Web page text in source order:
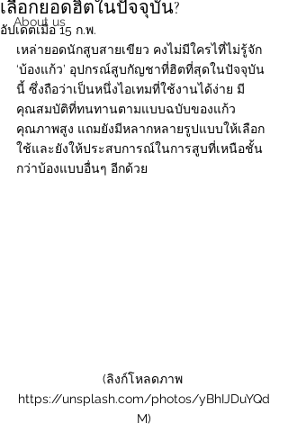
About us
เลือกยอดฮิตในปัจจุบัน?
อัปเดตเมื่อ15 ก.พ.
เหล่ายอดนักสูบสายเขียว คงไม่มีใครไที่ไม่รู้จัก
‘บ้องแก้ว’ อุปกรณ์สูบกัญชาที่ฮิตที่สุดในปัจจุบัน
นี้ ซึ่งถือว่าเป็นหนึ่งไอเทมที่ใช้งานได้ง่าย มี
คุณสมบัติที่ทนทานตามแบบฉบับของแก้ว
คุณภาพสูง แถมยังมีหลากหลายรูปแบบให้เลือก
ใช้และยังให้ประสบการณ์ในการสูบที่เหนือชั้น
กว่าบ้องแบบอื่นๆ อีกด้วย
(ลิงก์โหลดภาพ
https://unsplash.com/photos/yBhIJDuYQd
M)